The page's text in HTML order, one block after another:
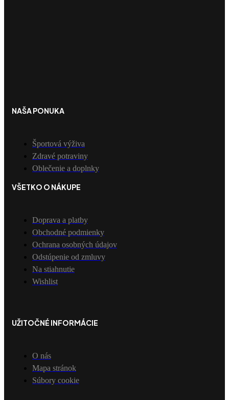
NAŠA PONUKA
Športová výživa
Zdravé potraviny
Oblečenie a doplnky
VŠETKO O NÁKUPE
Doprava a platby
Obchodné podmienky
Ochrana osobných údajov
Odstúpenie od zmluvy
Na stiahnutie
Wishlist
UŽITOČNÉ INFORMÁCIE
O nás
Mapa stránok
Súbory cookie